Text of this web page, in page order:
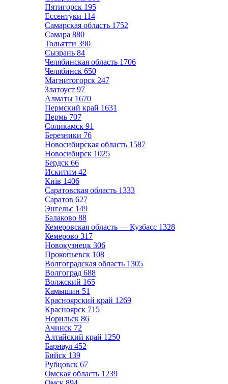
Пятигорск 195
Ессентуки 114
Самарская область 1752
Самара 880
Тольятти 390
Сызрань 84
Челябинская область 1706
Челябинск 650
Магнитогорск 247
Златоуст 97
Алматы 1670
Пермский край 1631
Пермь 707
Соликамск 91
Березники 76
Новосибирская область 1587
Новосибирск 1025
Бердск 66
Искитим 42
Київ 1406
Саратовская область 1333
Саратов 627
Энгельс 149
Балаково 88
Кемеровская область — Кузбасс 1328
Кемерово 317
Новокузнецк 306
Прокопьевск 108
Волгоградская область 1305
Волгоград 688
Волжский 165
Камышин 51
Красноярский край 1269
Красноярск 715
Норильск 86
Ачинск 72
Алтайский край 1250
Барнаул 452
Бийск 139
Рубцовск 67
Омская область 1239